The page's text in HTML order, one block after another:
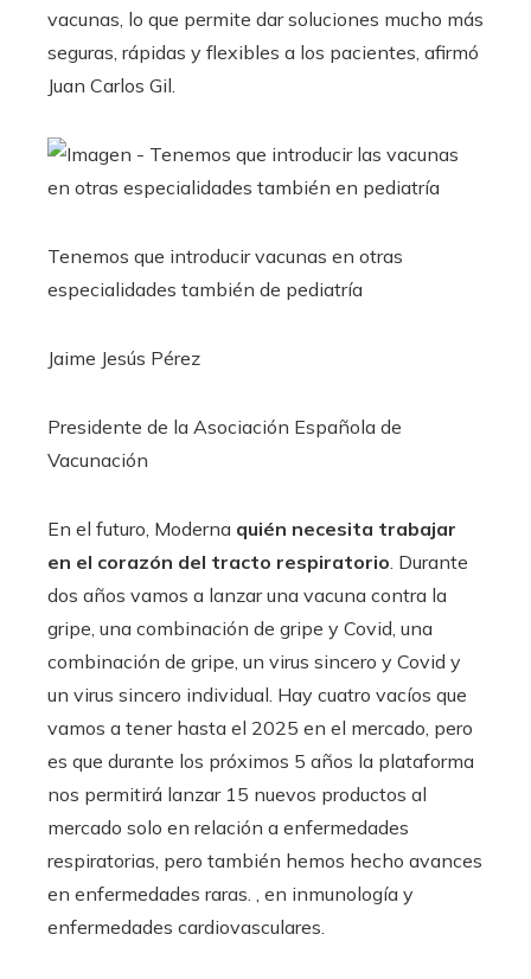
vacunas, lo que permite dar soluciones mucho más
seguras, rápidas y flexibles a los pacientes, afirmó
Juan Carlos Gil.
Tenemos que introducir vacunas en otras
especialidades también de pediatría
Jaime Jesús Pérez
Presidente de la Asociación Española de
Vacunación
En el futuro, Moderna quién necesita trabajar
en el corazón del tracto respiratorio. Durante
dos años vamos a lanzar una vacuna contra la
gripe, una combinación de gripe y Covid, una
combinación de gripe, un virus sincero y Covid y
un virus sincero individual. Hay cuatro vacíos que
vamos a tener hasta el 2025 en el mercado, pero
es que durante los próximos 5 años la plataforma
nos permitirá lanzar 15 nuevos productos al
mercado solo en relación a enfermedades
respiratorias, pero también hemos hecho avances
en enfermedades raras. , en inmunología y
enfermedades cardiovasculares.